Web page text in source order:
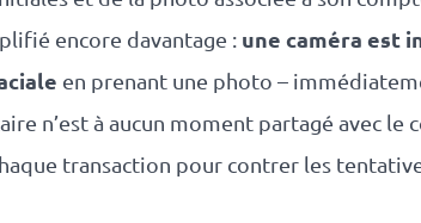
encore davantage : une caméra est
en prenant une photo –
n’est à aucun moment partagé avec le
transaction pour contrer les